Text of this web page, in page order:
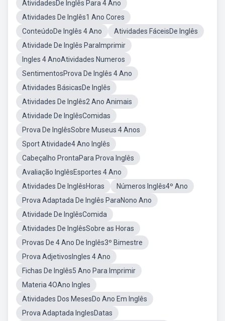
AtividadesDe Inglês Para 4 Ano
Atividades De Inglês1 Ano Cores
ConteúdoDe Inglês 4 Ano
Atividades FáceisDe Inglês
Atividade De Inglês ParaImprimir
Ingles 4 AnoAtividades Numeros
SentimentosProva De Inglês 4 Ano
Atividades BásicasDe Inglês
Atividades De Inglês2 Ano Animais
Atividade De InglêsComidas
Prova De InglêsSobre Museus 4 Anos
Sport Atividade4 Ano Inglês
Cabeçalho ProntaPara Prova Inglês
Avaliação InglêsEsportes 4 Ano
Atividades De InglêsHoras
Números Inglês4º Ano
Prova Adaptada De Inglês ParaNono Ano
Atividade De InglêsComida
Atividades De InglêsSobre as Horas
Provas De 4 Ano De Inglês3º Bimestre
Prova AdjetivosIngles 4 Ano
Fichas De Inglês5 Ano Para Imprimir
Materia 4OAno Ingles
Atividades Dos MesesDo Ano Em Inglês
Prova Adaptada InglesDatas